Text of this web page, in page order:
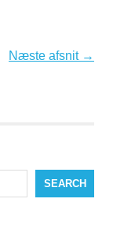
Næste afsnit →
SEARCH